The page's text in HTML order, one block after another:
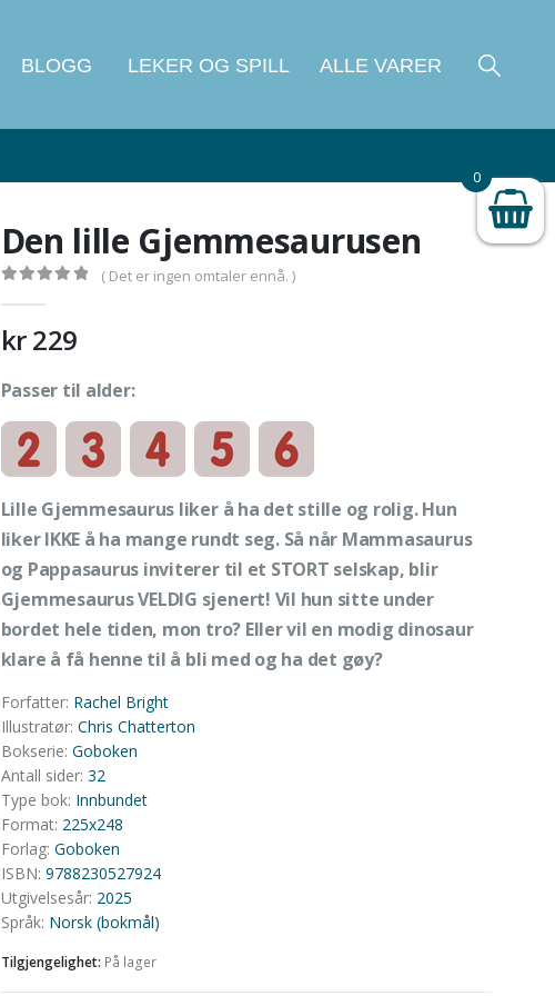
BLOGG LEKER OG SPILL ALLE VARER
Den lille Gjemmesaurusen
( Det er ingen omtaler ennå. )
kr229
Passer til alder:
Lille Gjemmesaurus liker å ha det stille og rolig. Hun
liker IKKE å ha mange rundt seg. Så når Mammasaurus
og Pappasaurus inviterer til et STORT selskap, blir
Gjemmesaurus VELDIG sjenert! Vil hun sitte under
bordet hele tiden, mon tro? Eller vil en modig dinosaur
klare å få henne til å bli med og ha det gøy?
Forfatter: Rachel Bright
Illustratør: Chris Chatterton
Bokserie: Goboken
Antall sider: 32
Type bok: Innbundet
Format: 225x248
Forlag: Goboken
ISBN: 9788230527924
Utgivelsesår: 2025
Språk: Norsk (bokmål)
Tilgjengelighet: På lager
0